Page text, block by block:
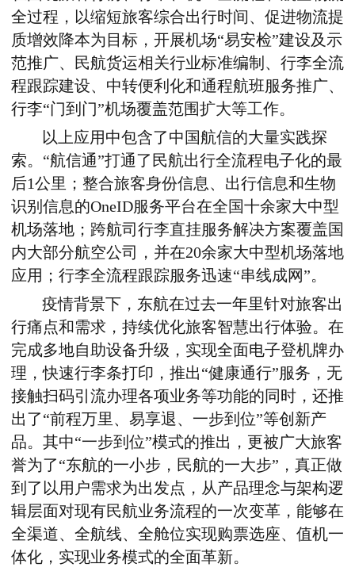
全过程，以缩短旅客综合出行时间、促进物流提
质增效降本为目标，开展机场“易安检”建设及示
范推广、民航货运相关行业标准编制、行李全流
程跟踪建设、中转便利化和通程航班服务推广、
行李“门到门”机场覆盖范围扩大等工作。
以上应用中包含了中国航信的大量实践探
索。“航信通”打通了民航出行全流程电子化的最
后1公里；整合旅客身份信息、出行信息和生物
识别信息的OneID服务平台在全国十余家大中型
机场落地；跨航司行李直挂服务解决方案覆盖国
内大部分航空公司，并在20余家大中型机场落地
应用；行李全流程跟踪服务迅速“串线成网”。
疫情背景下，东航在过去一年里针对旅客出
行痛点和需求，持续优化旅客智慧出行体验。在
完成多地自助设备升级，实现全面电子登机牌办
理，快速行李条打印，推出“健康通行”服务，无
接触扫码引流办理各项业务等功能的同时，还推
出了“前程万里、易享退、一步到位”等创新产
品。其中“一步到位”模式的推出，更被广大旅客
誉为了“东航的一小步，民航的一大步”，真正做
到了以用户需求为出发点，从产品理念与架构逻
辑层面对现有民航业务流程的一次变革，能够在
全渠道、全航线、全舱位实现购票选座、值机一
体化，实现业务模式的全面革新。